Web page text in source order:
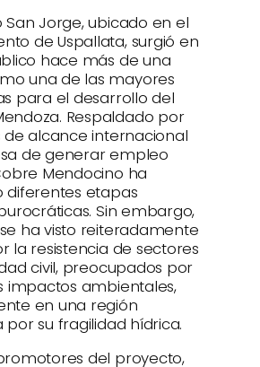
San Jorge, ubicado en el
de Uspallata, surgió en
hace más de una
una de las mayores
para el desarrollo del
Respaldado por
de alcance internacional
de generar empleo
Mendocino ha
diferentes etapas
Sin embargo,
ha visto reiteradamente
la resistencia de sectores
civil, preocupados por
impactos ambientales,
en una región
por su fragilidad hídrica.
del proyecto,